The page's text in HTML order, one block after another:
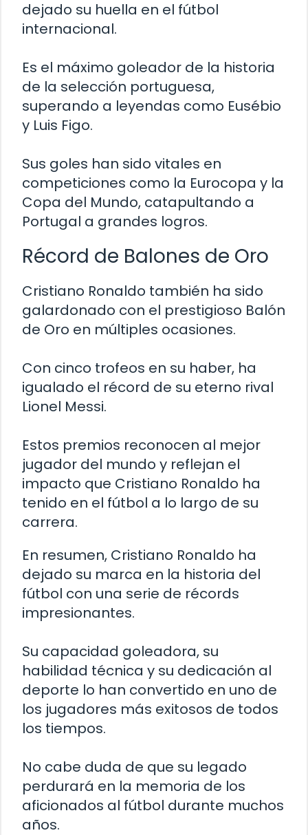
dejado su huella en el fútbol
internacional.
Es el máximo goleador de la historia
de la selección portuguesa,
superando a leyendas como Eusébio
y Luis Figo.
Sus goles han sido vitales en
competiciones como la Eurocopa y la
Copa del Mundo, catapultando a
Portugal a grandes logros.
Récord de Balones de Oro
Cristiano Ronaldo también ha sido
galardonado con el prestigioso Balón
de Oro en múltiples ocasiones.
Con cinco trofeos en su haber, ha
igualado el récord de su eterno rival
Lionel Messi.
Estos premios reconocen al mejor
jugador del mundo y reflejan el
impacto que Cristiano Ronaldo ha
tenido en el fútbol a lo largo de su
carrera.
En resumen, Cristiano Ronaldo ha
dejado su marca en la historia del
fútbol con una serie de récords
impresionantes.
Su capacidad goleadora, su
habilidad técnica y su dedicación al
deporte lo han convertido en uno de
los jugadores más exitosos de todos
los tiempos.
No cabe duda de que su legado
perdurará en la memoria de los
aficionados al fútbol durante muchos
años.